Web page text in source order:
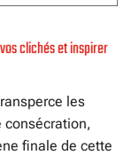
clichés et inspirer
les
consécration,
finale de cette